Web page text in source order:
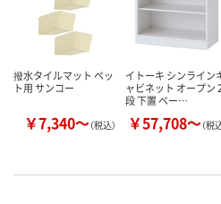
撥水タイルマット ペッ
ト用 サンコー
￥7,340～（税込）
イトーキ シンライン
ャビネット オープン 2
段 下置 ベー…
￥57,708～（税